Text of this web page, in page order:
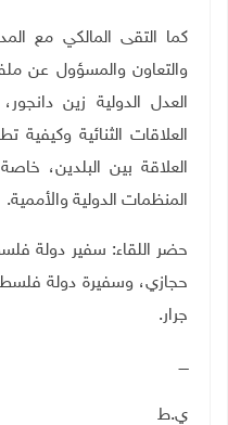
كما التقى المالكي مع
والتعاون والمسؤول عن
العدل الدولية زين
العلاقات الثنائية وكيفية
العلاقة بين البلدين،
المنظمات الدولية والأممية.
حضر اللقاء: سفير دولة
حجازي، وسفيرة دولة
جرار.
ــــ
ي.ط